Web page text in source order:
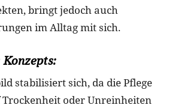
bringt jedoch auch
im Alltag mit sich.
stabilisiert sich, da die Pflege
Trockenheit oder Unreinheiten